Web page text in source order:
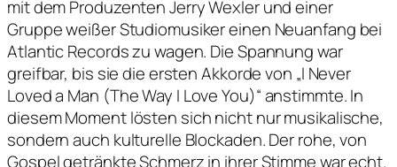
mit dem Produzenten Jerry Wexler und einer
Gruppe weißer Studiomusiker einen Neuanfang bei
Atlantic Records zu wagen. Die Spannung war
greifbar, bis sie die ersten Akkorde von „I Never
Loved a Man (The Way I Love You)“ anstimmte. In
diesem Moment lösten sich nicht nur musikalische,
sondern auch kulturelle Blockaden. Der rohe, von
Gospel getränkte Schmerz in ihrer Stimme war echt.